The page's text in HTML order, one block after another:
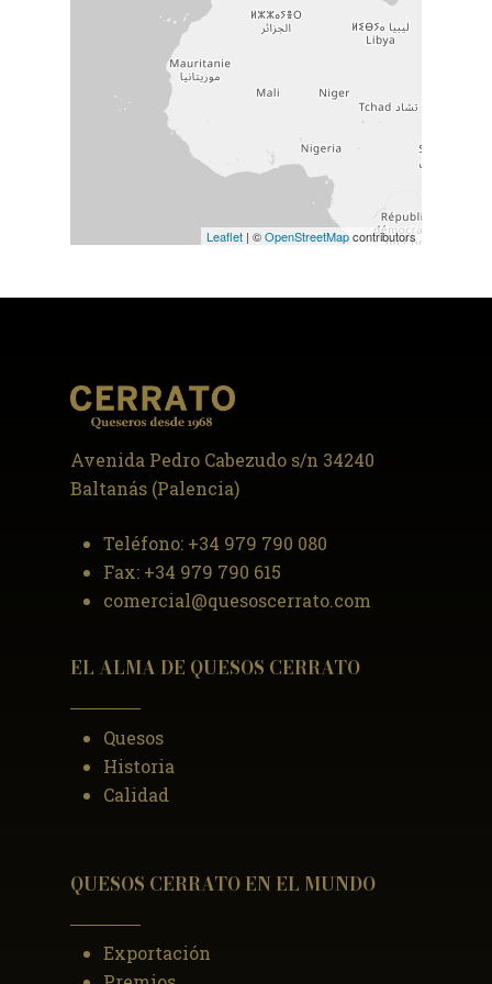
Leaflet | ©OpenStreetMapcontributors
Avenida Pedro Cabezudo s/n 34240
Baltanás (Palencia)
Teléfono: +34 979 790 080
Fax: +34 979 790 615
comercial@quesoscerrato.com
EL ALMA DE QUESOS CERRATO
Quesos
Historia
Calidad
QUESOS CERRATO EN EL MUNDO
Exportación